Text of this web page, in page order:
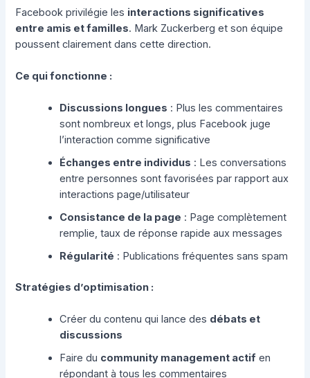
Facebook privilégie les interactions significatives
entre amis et familles. Mark Zuckerberg et son équipe
poussent clairement dans cette direction.
Ce qui fonctionne :
Discussions longues : Plus les commentaires
sont nombreux et longs, plus Facebook juge
l’interaction comme significative
Échanges entre individus : Les conversations
entre personnes sont favorisées par rapport aux
interactions page/utilisateur
Consistance de la page : Page complètement
remplie, taux de réponse rapide aux messages
Régularité : Publications fréquentes sans spam
Stratégies d’optimisation :
Créer du contenu qui lance des débats et
discussions
Faire du community management actif en
répondant à tous les commentaires